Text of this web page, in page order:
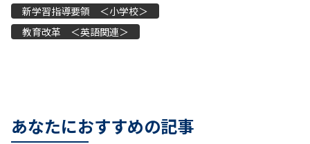
新学習指導要領 ＜小学校＞
教育改革 ＜英語関連＞
あなたにおすすめの記事